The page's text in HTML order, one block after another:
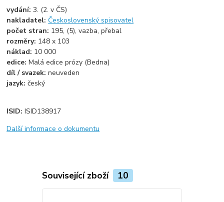
vydání:3. (2. v ČS)
nakladatel: Československý spisovatel
počet stran: 195, (5), vazba, přebal
rozměry: 148 x 103
náklad: 10 000
edice:Malá edice prózy (Bedna)
díl / svazek:neuveden
jazyk:český
ISID:ISID138917
Další informace o dokumentu
Související zboží 10